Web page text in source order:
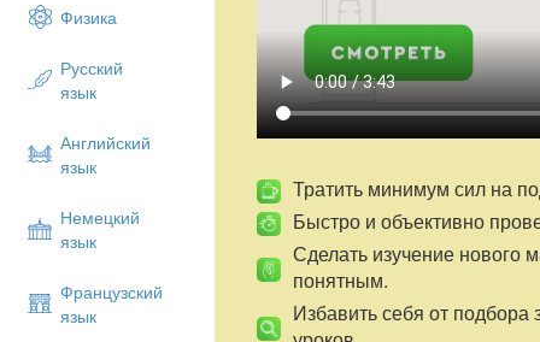
Физика
Русский
язык
Английский
язык
Немецкий
язык
Французский
язык
Тратить минимум сил на
Быстро и объективно
Сделать изучение нового
понятным.
Избавить себя от подбора